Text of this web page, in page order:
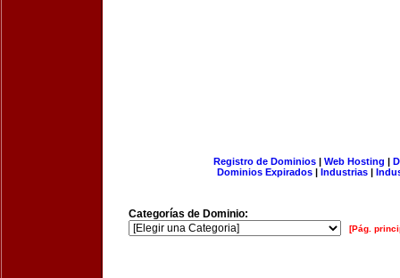
Registro de Dominios| Web Hosting |
Dominios Expirados | Industrias |
Categorías de Dominio:
[Pág.